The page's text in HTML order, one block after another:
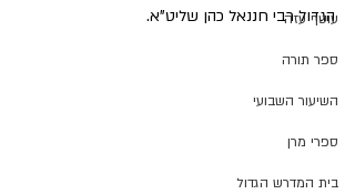
עוטף עזה
ספר תורה
השיעור השבועי
ספרי מרן
בית המדרש הגדול
הגדול רבי חננאל כהן שליט"א.